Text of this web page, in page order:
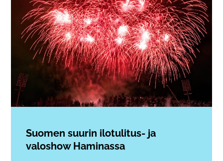
Suomen suurin ilotulitus- ja
valoshow Haminassa